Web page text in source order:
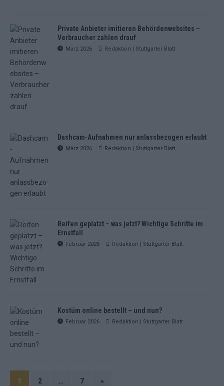
Private Anbieter imitieren Behördenwebsites –
Verbraucher zahlen drauf
März 2026 Redaktion | Stuttgarter Blatt
Dashcam-Aufnahmen nur anlassbezogen erlaubt
März 2026 Redaktion | Stuttgarter Blatt
Reifen geplatzt – was jetzt? Wichtige Schritte im
Ernstfall
Februar 2026 Redaktion | Stuttgarter Blatt
Kostüm online bestellt – und nun?
Februar 2026 Redaktion | Stuttgarter Blatt
1 2 … 7 »